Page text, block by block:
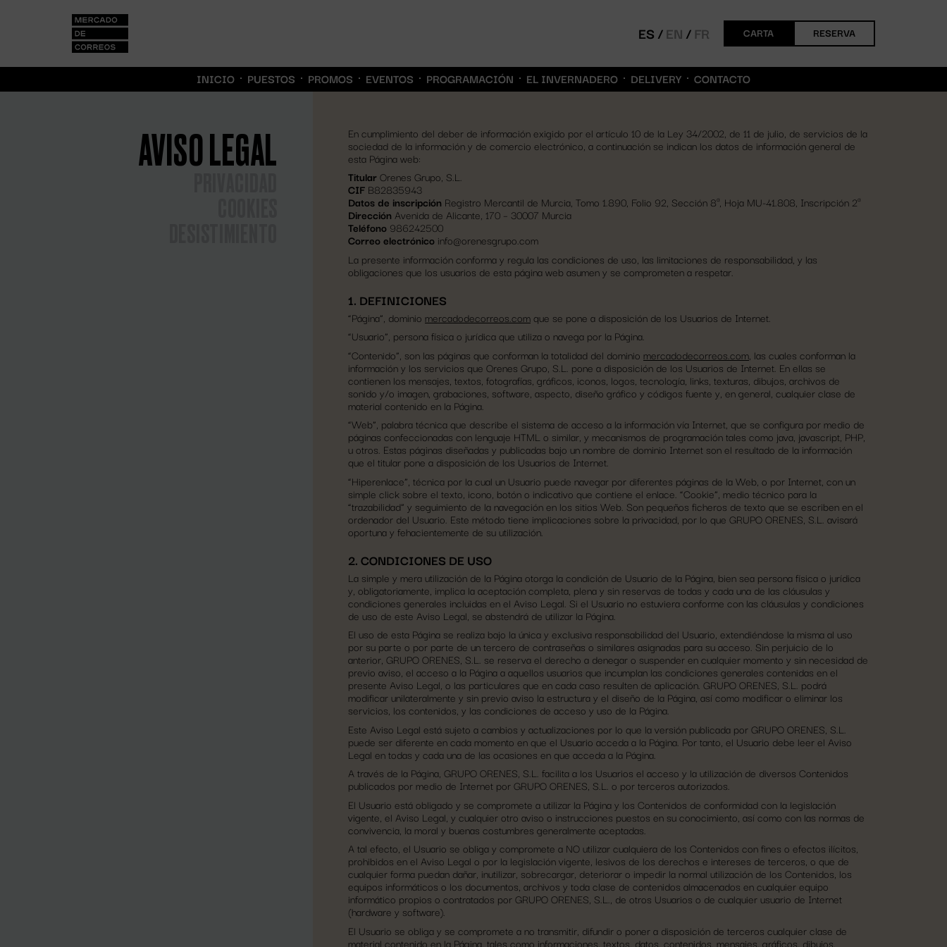
ES EN FR CARTA RESERVA
INICIO PUESTOS PROMOS EVENTOS PROGRAMACIÓN EL INVERNADERO DELIVERY CONTACTO
AVISO LEGAL En cumplimiento del deber de información exigido por el artículo 10 de la Ley 34/2002, de 11 de julio, de servicios de la
sociedad de la información y de comercio electrónico, a continuación se indican los datos de información general de
esta Página web:
Titular Orenes Grupo, S.L.
CIF B82835943
Datos de inscripción Registro Mercantil de Murcia, Tomo 1.890, Folio 92, Sección 8ª, Hoja MU-41.808, Inscripción 2ª
Dirección Avenida de Alicante, 170 – 30007 Murcia
Teléfono 986242500
Correo electrónico info@orenesgrupo.com
La presente información conforma y regula las condiciones de uso, las limitaciones de responsabilidad, y las
obligaciones que los usuarios de esta página web asumen y se comprometen a respetar.
1. DEFINICIONES
“Página”, dominio mercadodecorreos.comque se pone a disposición de los Usuarios de Internet.
“Usuario”, persona física o jurídica que utiliza o navega por la Página.
“Contenido”, son las páginas que conforman la totalidad del dominio mercadodecorreos.com, las cuales conforman la
información y los servicios que Orenes Grupo, S.L. pone a disposición de los Usuarios de Internet. En ellas se
contienen los mensajes, textos, fotografías, gráficos, iconos, logos, tecnología, links, texturas, dibujos, archivos de
sonido y/o imagen, grabaciones, software, aspecto, diseño gráfico y códigos fuente y, en general, cualquier clase de
material contenido en la Página.
“Web”, palabra técnica que describe el sistema de acceso a la información vía Internet, que se configura por medio de
páginas confeccionadas con lenguaje HTML o similar, y mecanismos de programación tales como java, javascript, PHP,
u otros. Estas páginas diseñadas y publicadas bajo un nombre de dominio Internet son el resultado de la información
que el titular pone a disposición de los Usuarios de Internet.
“Hiperenlace”, técnica por la cual un Usuario puede navegar por diferentes páginas de la Web, o por Internet, con un
simple click sobre el texto, icono, botón o indicativo que contiene el enlace. “Cookie”, medio técnico para la
“trazabilidad” y seguimiento de la navegación en los sitios Web. Son pequeños ficheros de texto que se escriben en el
ordenador del Usuario. Este método tiene implicaciones sobre la privacidad, por lo que GRUPO ORENES, S.L. avisará
oportuna y fehacientemente de su utilización.
2. CONDICIONES DE USO
La simple y mera utilización de la Página otorga la condición de Usuario de la Página, bien sea persona física o jurídica
y, obligatoriamente, implica la aceptación completa, plena y sin reservas de todas y cada una de las cláusulas y
condiciones generales incluidas en el Aviso Legal. Si el Usuario no estuviera conforme con las cláusulas y condiciones
de uso de este Aviso Legal, se abstendrá de utilizar la Página.
El uso de esta Página se realiza bajo la única y exclusiva responsabilidad del Usuario, extendiéndose la misma al uso
por su parte o por parte de un tercero de contraseñas o similares asignadas para su acceso. Sin perjuicio de lo
anterior, GRUPO ORENES, S.L. se reserva el derecho a denegar o suspender en cualquier momento y sin necesidad de
previo aviso, el acceso a la Página a aquellos usuarios que incumplan las condiciones generales contenidas en el
presente Aviso Legal, o las particulares que en cada caso resulten de aplicación. GRUPO ORENES, S.L. podrá
modificar unilateralmente y sin previo aviso la estructura y el diseño de la Página, así como modificar o eliminar los
servicios, los contenidos, y las condiciones de acceso y uso de la Página.
Este Aviso Legal está sujeto a cambios y actualizaciones por lo que la versión publicada por GRUPO ORENES, S.L.
puede ser diferente en cada momento en que el Usuario acceda a la Página. Por tanto, el Usuario debe leer el Aviso
Legal en todas y cada una de las ocasiones en que acceda a la Página.
A través de la Página, GRUPO ORENES, S.L. facilita a los Usuarios el acceso y la utilización de diversos Contenidos
publicados por medio de Internet por GRUPO ORENES, S.L. o por terceros autorizados.
El Usuario está obligado y se compromete a utilizar la Página y los Contenidos de conformidad con la legislación
vigente, el Aviso Legal, y cualquier otro aviso o instrucciones puestos en su conocimiento, así como con las normas de
convivencia, la moral y buenas costumbres generalmente aceptadas.
A tal efecto, el Usuario se obliga y compromete a NO utilizar cualquiera de los Contenidos con fines o efectos ilícitos,
prohibidos en el Aviso Legal o por la legislación vigente, lesivos de los derechos e intereses de terceros, o que de
cualquier forma puedan dañar, inutilizar, sobrecargar, deteriorar o impedir la normal utilización de los Contenidos, los
equipos informáticos o los documentos, archivos y toda clase de contenidos almacenados en cualquier equipo
informático propios o contratados por GRUPO ORENES, S.L., de otros Usuarios o de cualquier usuario de Internet
(hardware y software).
El Usuario se obliga y se compromete a no transmitir, difundir o poner a disposición de terceros cualquier clase de
material contenido en la Página, tales como informaciones, textos, datos, contenidos, mensajes, gráficos, dibujos,